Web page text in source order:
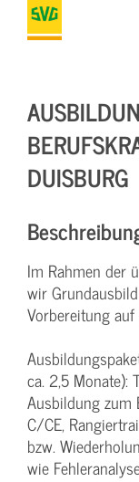
DUISBURG
Im Rahmen der
wir
Vorbereitung
ca. 2,5 Monate):
Ausbildung zum
C/CE,
bzw.
wie